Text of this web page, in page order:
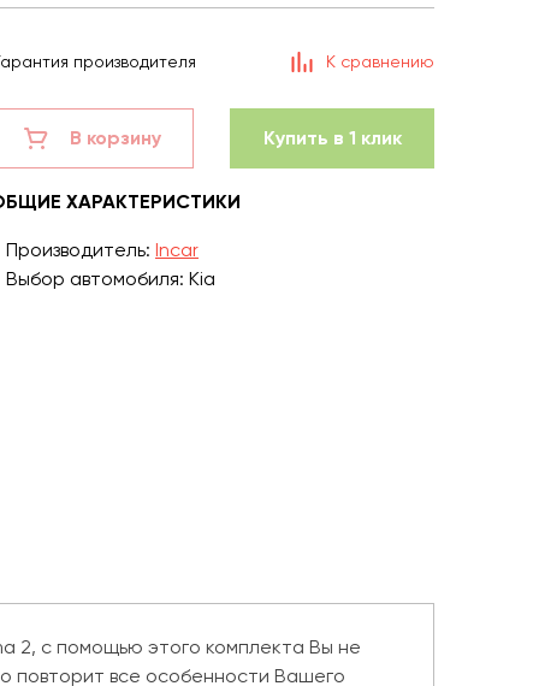
производителя К сравнению
В корзину Купить в 1 клик
ХАРАКТЕРИСТИКИ
Производитель: Incar
Выбор автомобиля: Kia
2, с помощью этого комплекта Вы не
повторит все особенности Вашего